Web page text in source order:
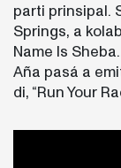
parti prinsipal.
Springs, a
Name Is
Aña pasá a
di, “Run Your